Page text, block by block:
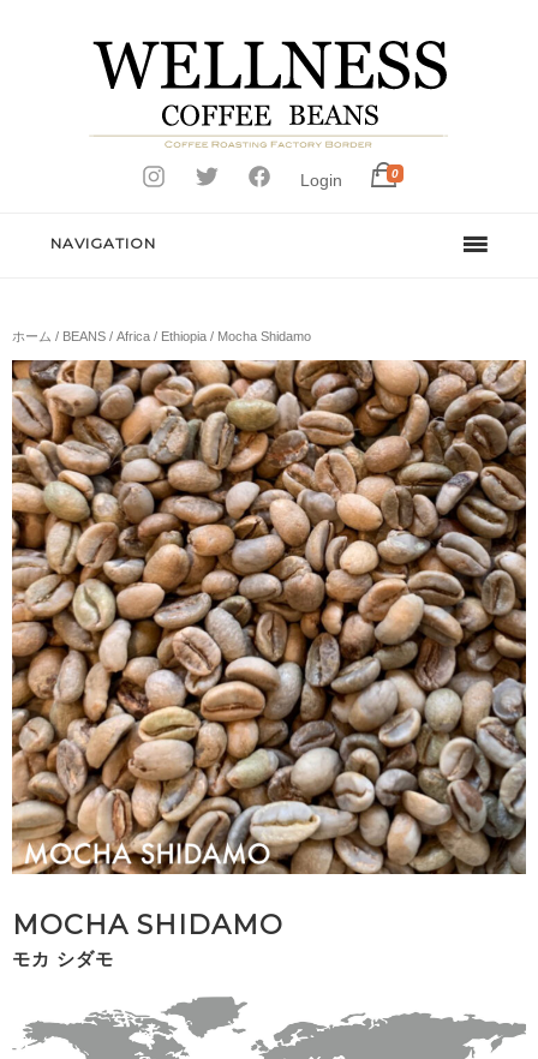
Login 0
NAVIGATION
ホーム / BEANS / Africa / Ethiopia / Mocha Shidamo
MOCHA SHIDAMO
モカ シダモ